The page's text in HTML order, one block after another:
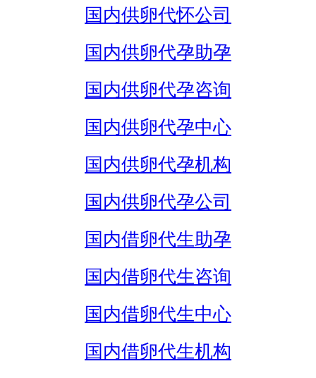
国内供卵代怀公司
国内供卵代孕助孕
国内供卵代孕咨询
国内供卵代孕中心
国内供卵代孕机构
国内供卵代孕公司
国内借卵代生助孕
国内借卵代生咨询
国内借卵代生中心
国内借卵代生机构